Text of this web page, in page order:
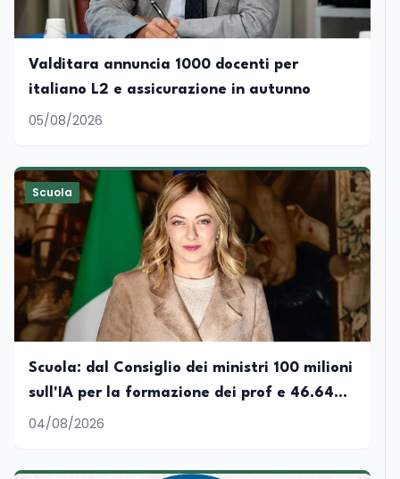
Valditara annuncia 1000 docenti per
italiano L2 e assicurazione in autunno
05/08/2026
Scuola
Scuola: dal Consiglio dei ministri 100 milioni
sull'IA per la formazione dei prof e 46.642
immissioni in ruolo. Le parole della
04/08/2026